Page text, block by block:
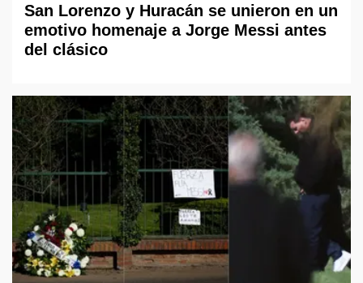
San Lorenzo y Huracán se unieron en un
emotivo homenaje a Jorge Messi antes
del clásico